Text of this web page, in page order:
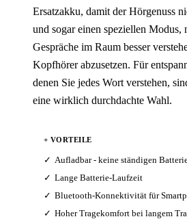
Ersatzakku, damit der Hörgenuss
und sogar einen speziellen Modus,
Gespräche im Raum besser
Kopfhörer abzusetzen. Für
denen Sie jedes Wort verstehen,
eine wirklich durchdachte Wahl.
+ VORTEILE
Aufladbar - keine ständigen
Lange Batterie-Laufzeit
Bluetooth-Konnektivität für
Hoher Tragekomfort bei langem